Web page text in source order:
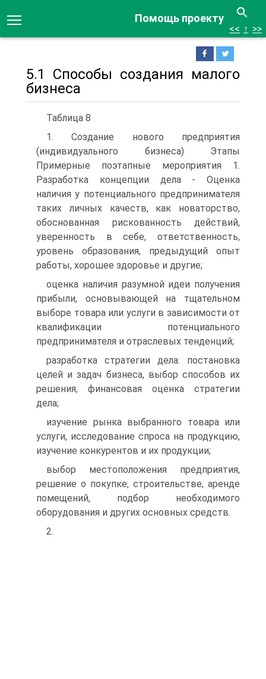
Помощь проекту
<< ↑ >>
5.1 Способы создания малого
бизнеса
Таблица 8
1. Создание нового предприятия
(индивидуального бизнеса) Этапы
Примерные поэтапные мероприятия 1.
Разработка концепции дела - Оценка
наличия у потенциального предпринимателя
таких личных качеств, как новаторство,
обоснованная рискованность действий,
уверенность в себе, ответственность,
уровень образования, предыдущий опыт
работы, хорошее здоровье и другие;
оценка наличия разумной идеи получения
прибыли, основывающей на тщательном
выборе товара или услуги в зависимости от
квалификации потенциального
предпринимателя и отраслевых тенденций;
разработка стратегии дела: постановка
целей и задач бизнеса, выбор способов их
решения, финансовая оценка стратегии
дела;
изучение рынка выбранного товара или
услуги, исследование спроса на продукцию,
изучение конкурентов и их продукции;
выбор местоположения предприятия,
решение о покупке, строительстве, аренде
помещений, подбор необходимого
оборудования и других основных средств.
2.